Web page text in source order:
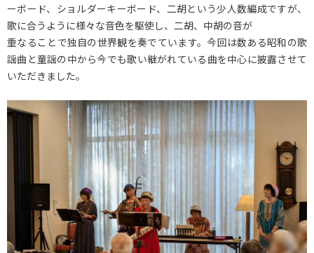
ーボード、ショルダーキーボード、二胡という少人数編成ですが、
歌に合うように様々な音色を駆使し、二胡、中胡の音が
重なることで独自の世界観を奏でています。今回は数ある昭和の歌
謡曲と童謡の中から今でも歌い継がれている曲を中心に披露させて
いただきました。